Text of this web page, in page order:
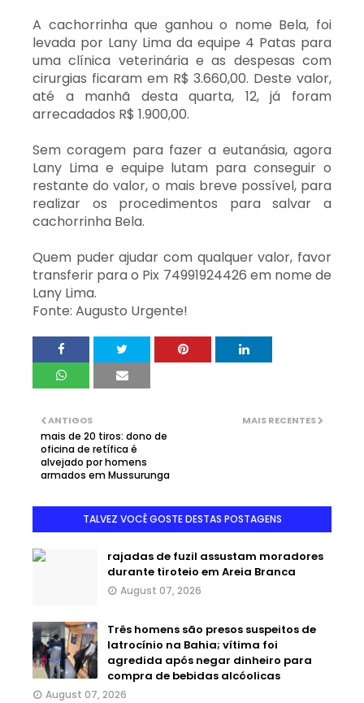
A cachorrinha que ganhou o nome Bela, foi
levada por Lany Lima da equipe 4 Patas para
uma clínica veterinária e as despesas com
cirurgias ficaram em R$ 3.660,00. Deste valor,
até a manhã desta quarta, 12, já foram
arrecadados R$ 1.900,00.
Sem coragem para fazer a eutanásia, agora
Lany Lima e equipe lutam para conseguir o
restante do valor, o mais breve possível, para
realizar os procedimentos para salvar a
cachorrinha Bela.
Quem puder ajudar com qualquer valor, favor
transferir para o Pix 74991924426 em nome de
Lany Lima.
Fonte: Augusto Urgente!
MAIS RECENTES
ANTIGOS
mais de 20 tiros: dono de
oficina de retífica é
alvejado por homens
armados em Mussurunga
TALVEZ VOCÊ GOSTE DESTAS POSTAGENS
rajadas de fuzil assustam moradores
durante tiroteio em Areia Branca
August 07, 2026
Três homens são presos suspeitos de
latrocínio na Bahia; vítima foi
agredida após negar dinheiro para
compra de bebidas alcóolicas
August 07, 2026